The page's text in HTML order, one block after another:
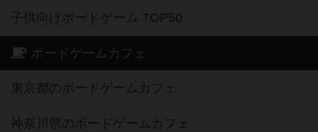
子供向けボードゲーム TOP50
ボードゲームカフェ
東京都のボードゲームカフェ
神奈川県のボードゲームカフェ